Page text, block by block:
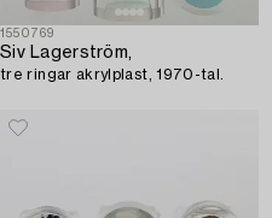
1550769
Siv Lagerström,
tre ringar akrylplast, 1970-tal.